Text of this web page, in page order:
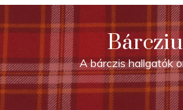
Skip
to
content
A bárczis hallgatók